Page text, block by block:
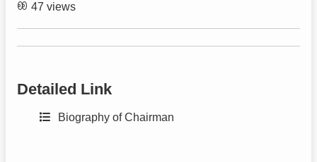
47 views
Detailed Link
Biography of Chairman